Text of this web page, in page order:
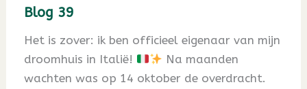
Blog 39
Het is zover: ik ben officieel eigenaar van mijn
droomhuis in Italië!
Na maanden
wachten was op 14 oktober de overdracht.